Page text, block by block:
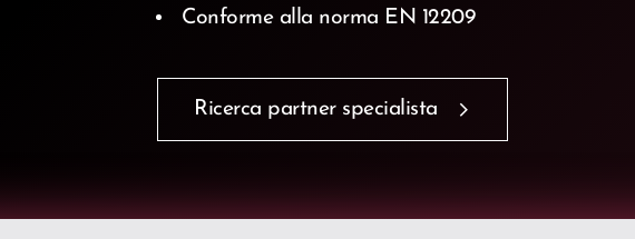
Conforme alla norma EN 12209
Ricerca partner specialista